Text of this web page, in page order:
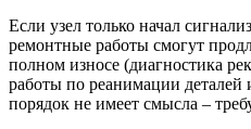
Если узел только начал
ремонтные работы смогут
полном износе (диагностика
работы по реанимации деталей
порядок не имеет смысла –